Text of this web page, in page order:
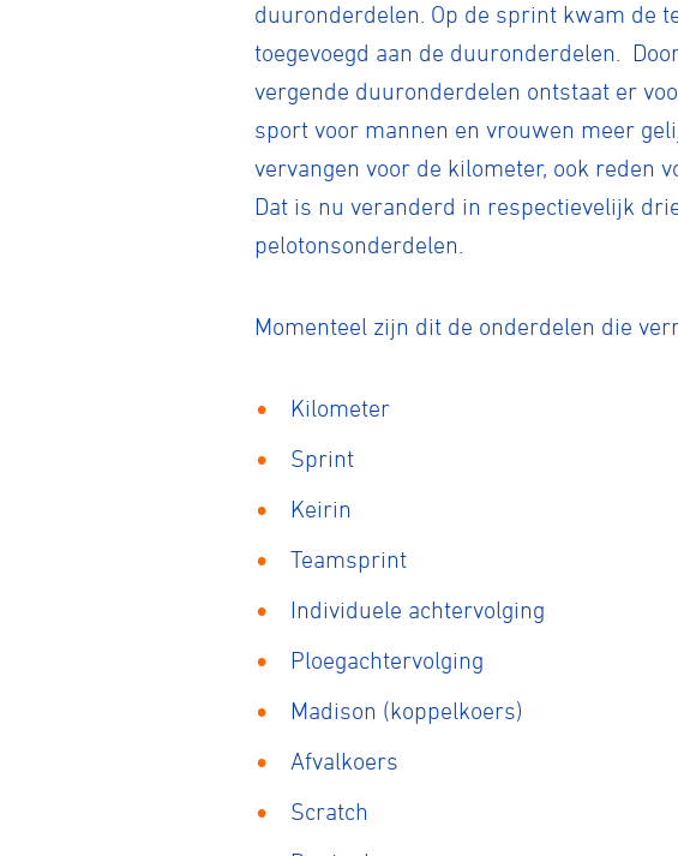
duuronderdelen. Op de sprint kwam de
toegevoegd aan de duuronderdelen.
vergende duuronderdelen ontstaat er
sport voor mannen en vrouwen meer
vervangen voor de kilometer, ook reden
Dat is nu veranderd in respectievelijk
pelotonsonderdelen.
Momenteel zijn dit de onderdelen die
Kilometer
Sprint
Keirin
Teamsprint
Individuele achtervolging
Ploegachtervolging
Madison (koppelkoers)
Afvalkoers
Scratch